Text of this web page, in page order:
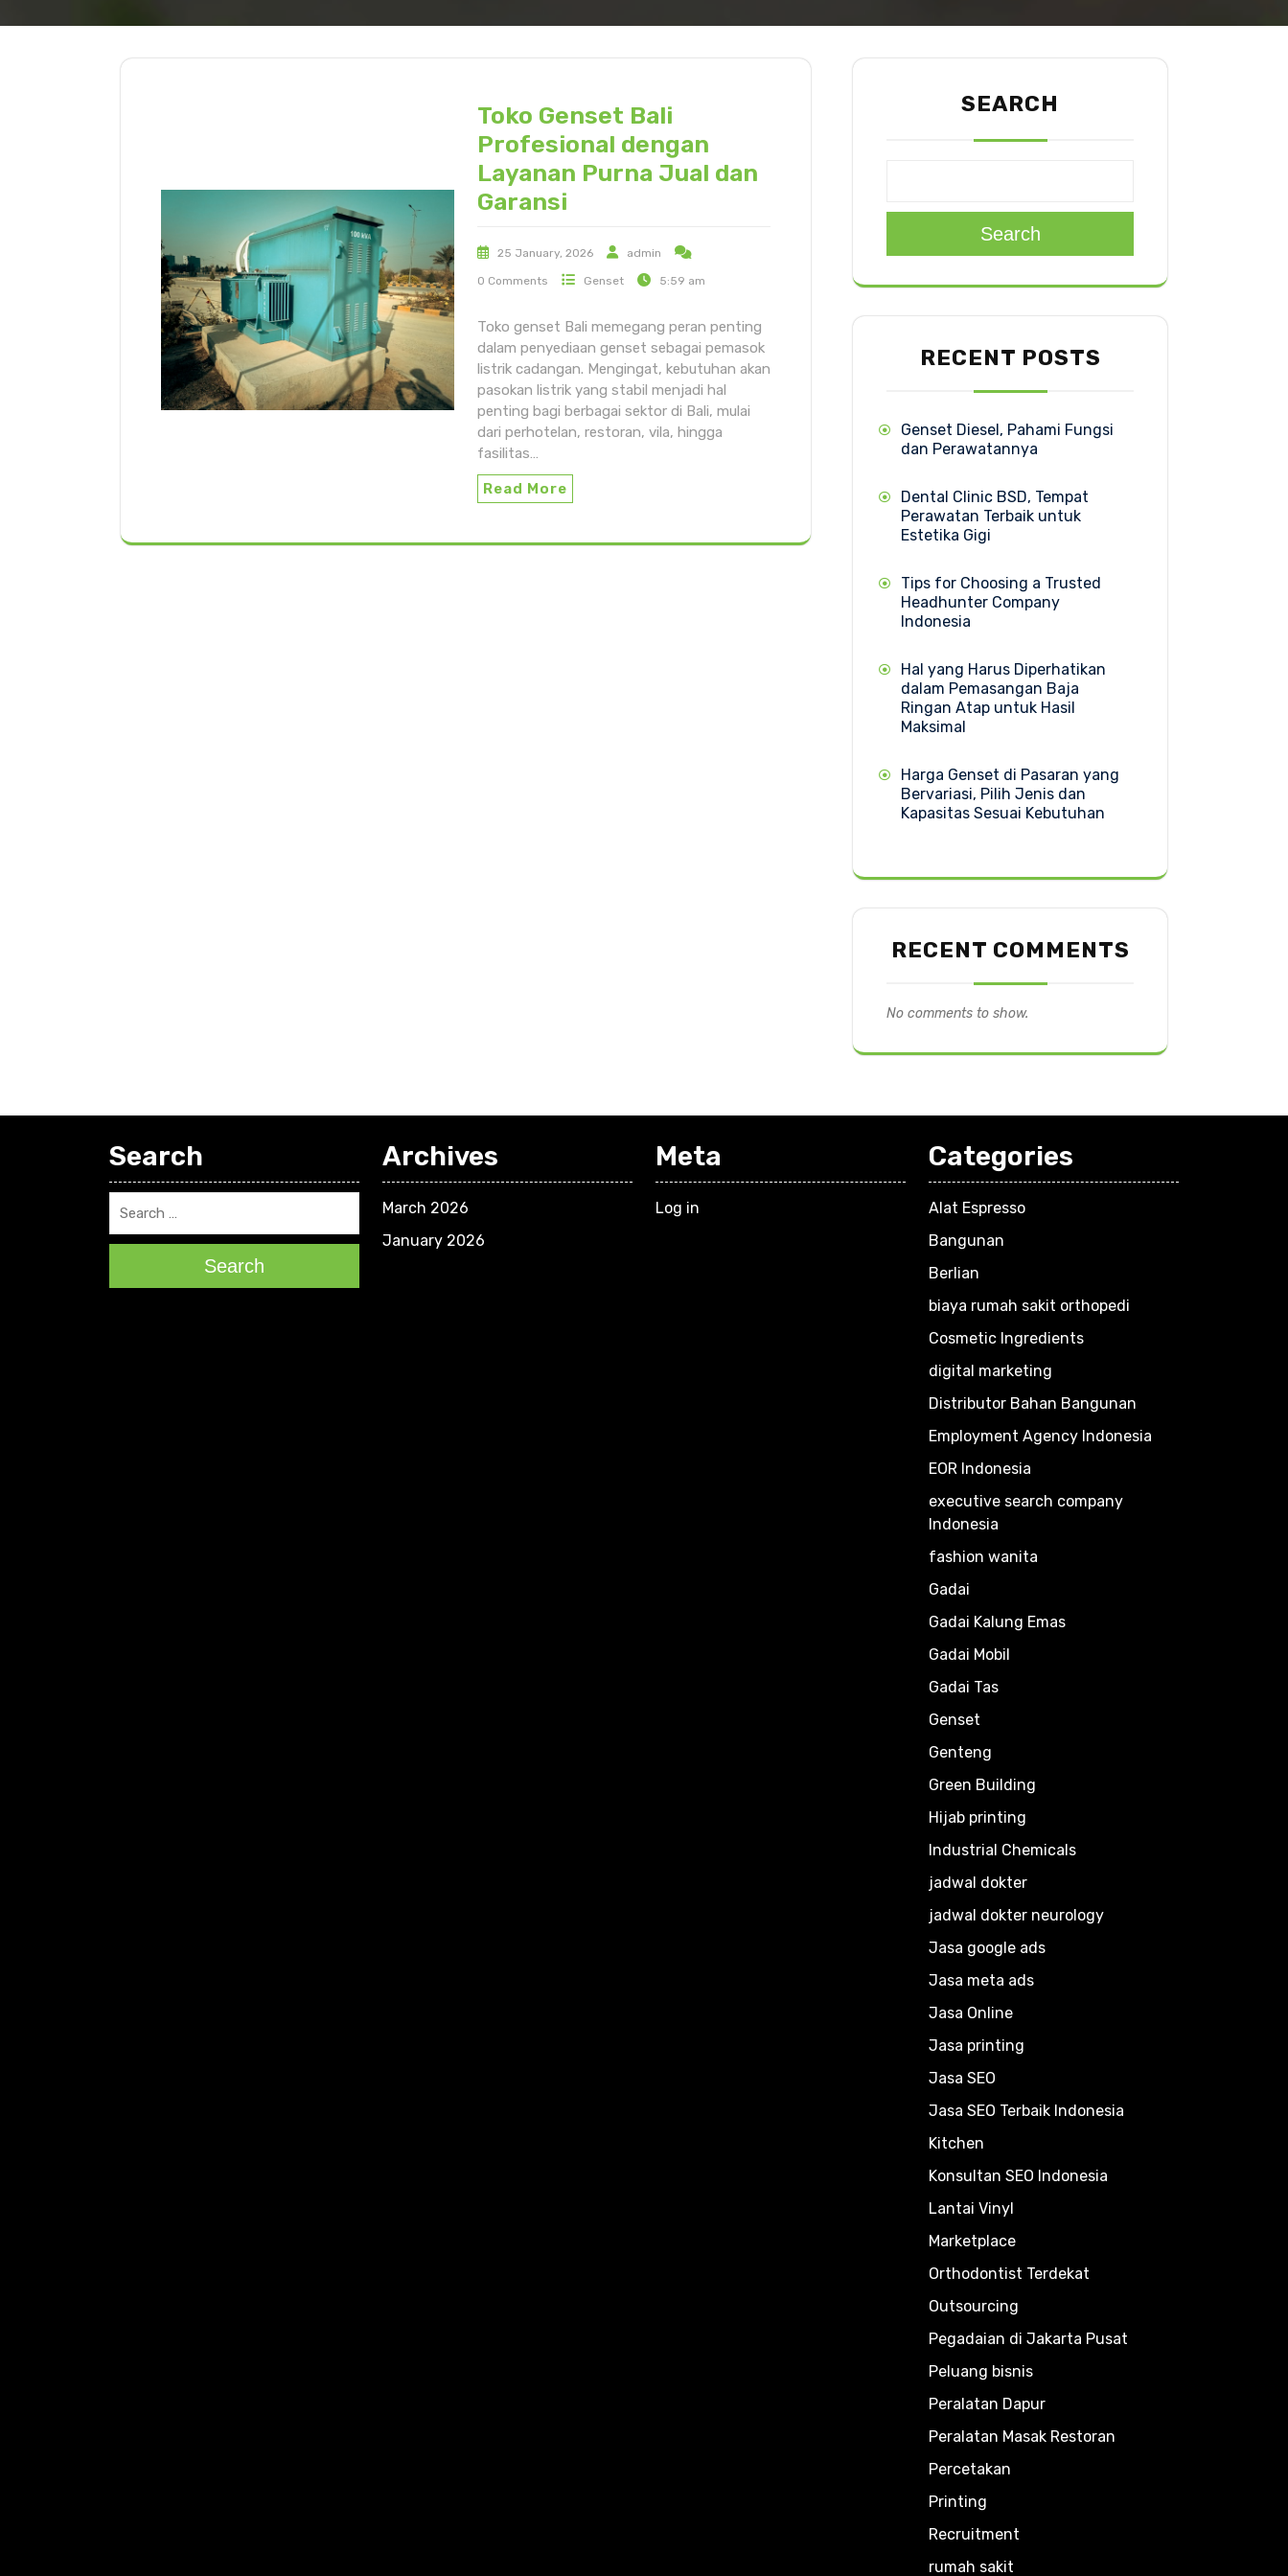
Toko Genset Bali
Profesional dengan
Layanan Purna Jual dan
Garansi
25 January, 2026 admin
0 Comments Genset 5:59 am
Toko genset Bali memegang peran penting
dalam penyediaan genset sebagai pemasok
listrik cadangan. Mengingat, kebutuhan akan
pasokan listrik yang stabil menjadi hal
penting bagi berbagai sektor di Bali, mulai
dari perhotelan, restoran, vila, hingga
fasilitas…
Read More
SEARCH
Search
RECENT POSTS
Genset Diesel, Pahami Fungsi
dan Perawatannya
Dental Clinic BSD, Tempat
Perawatan Terbaik untuk
Estetika Gigi
Tips for Choosing a Trusted
Headhunter Company
Indonesia
Hal yang Harus Diperhatikan
dalam Pemasangan Baja
Ringan Atap untuk Hasil
Maksimal
Harga Genset di Pasaran yang
Bervariasi, Pilih Jenis dan
Kapasitas Sesuai Kebutuhan
RECENT COMMENTS
No comments to show.
Search
Search
Archives
March 2026
January 2026
Meta
Log in
Categories
Alat Espresso
Bangunan
Berlian
biaya rumah sakit orthopedi
Cosmetic Ingredients
digital marketing
Distributor Bahan Bangunan
Employment Agency Indonesia
EOR Indonesia
executive search company
Indonesia
fashion wanita
Gadai
Gadai Kalung Emas
Gadai Mobil
Gadai Tas
Genset
Genteng
Green Building
Hijab printing
Industrial Chemicals
jadwal dokter
jadwal dokter neurology
Jasa google ads
Jasa meta ads
Jasa Online
Jasa printing
Jasa SEO
Jasa SEO Terbaik Indonesia
Kitchen
Konsultan SEO Indonesia
Lantai Vinyl
Marketplace
Orthodontist Terdekat
Outsourcing
Pegadaian di Jakarta Pusat
Peluang bisnis
Peralatan Dapur
Peralatan Masak Restoran
Percetakan
Printing
Recruitment
rumah sakit